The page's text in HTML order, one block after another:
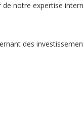
de notre expertise
des